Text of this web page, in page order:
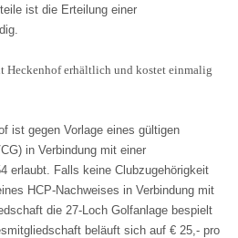
ist die Erteilung einer
Heckenhof erhältlich und kostet einmalig
ist gegen Vorlage eines gültigen
in Verbindung mit einer
erlaubt. Falls keine Clubzugehörigkeit
HCP-Nachweises in Verbindung mit
die 27-Loch Golfanlage bespielt
beläuft sich auf € 25,- pro